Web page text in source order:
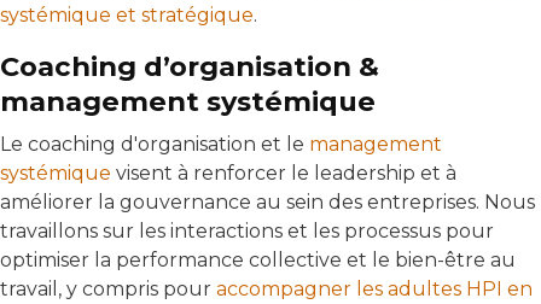
systémique et stratégique.
Coaching d’organisation &
management systémique
Le coaching d'organisation et le management
systémique visent à renforcer le leadership et à
améliorer la gouvernance au sein des entreprises. Nous
travaillons sur les interactions et les processus pour
optimiser la performance collective et le bien-être au
travail, y compris pour accompagner les adultes HPI en